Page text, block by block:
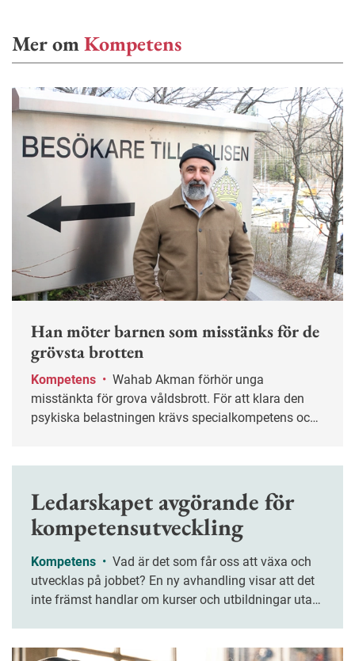
Mer omKompetens
Han möter barnen som misstänks för de
grövsta brotten
Kompetens •
misstänkta för grova våldsbrott. För att klara den
psykiska belastningen krävs specialkompetens och
Ledarskapet avgörande för
kompetensutveckling
Kompetens •
utvecklas på jobbet? En ny avhandling visar att det
inte främst handlar om kurser och utbildningar utan